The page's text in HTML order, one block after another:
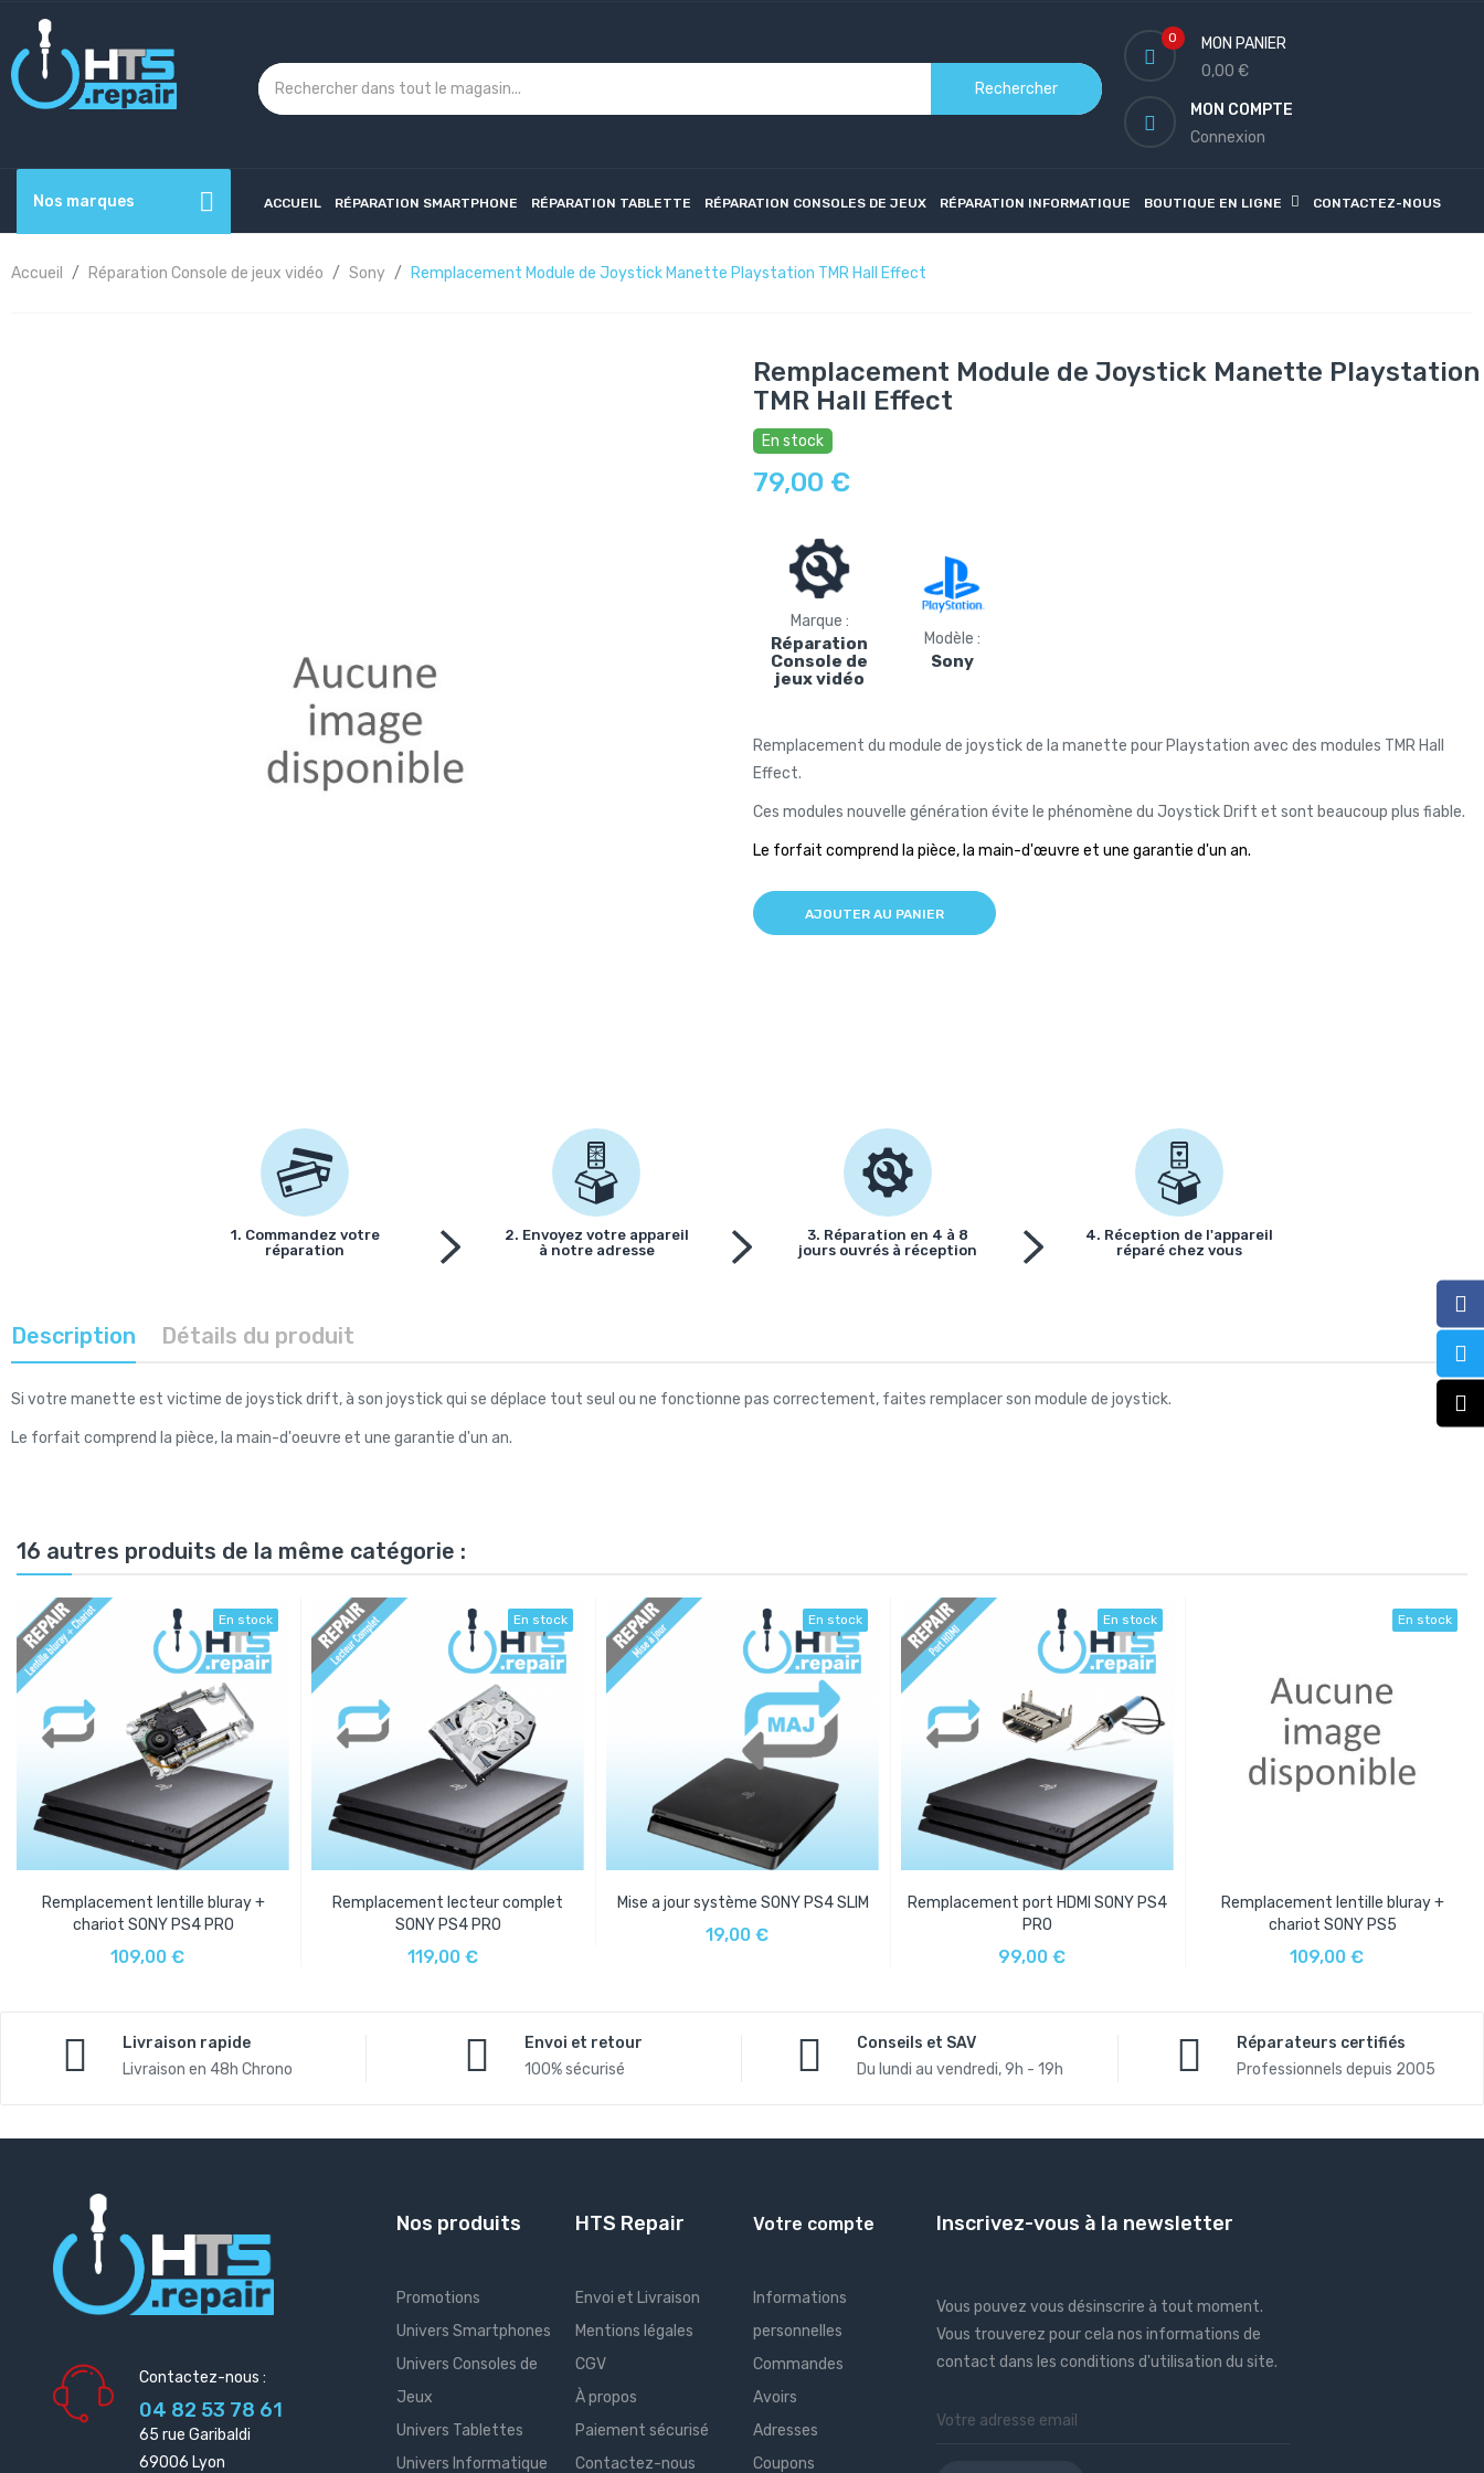
Rechercher
0
MON PANIER
0,00 €
MON COMPTE
Connexion
Nos marques ACCUEIL RÉPARATION SMARTPHONE RÉPARATION TABLETTE RÉPARATION CONSOLES DE JEUX RÉPARATION INFORMATIQUE BOUTIQUE EN LIGNE CONTACTEZ-NOUS
Accueil Réparation Console de jeux vidéo Sony Remplacement Module de Joystick Manette Playstation TMR Hall Effect
Remplacement Module de Joystick Manette Playstation
TMR Hall Effect
En stock
79,00 €
Marque :
Réparation
Console de
jeux vidéo
Modèle :
Sony
Remplacement du module de joystick de la manette pour Playstation avec des modules TMR Hall
Effect.
Ces modules nouvelle génération évite le phénomène du Joystick Drift et sont beaucoup plus fiable.
Le forfait comprend la pièce, la main-d'œuvre et une garantie d'un an.
AJOUTER AU PANIER
1. Commandez votre
réparation
2. Envoyez votre appareil
à notre adresse
3. Réparation en 4 à 8
jours ouvrés à réception
4. Réception de l'appareil
réparé chez vous
Description Détails du produit
Si votre manette est victime de joystick drift, à son joystick qui se déplace tout seul ou ne fonctionne pas correctement, faites remplacer son module de joystick.
Le forfait comprend la pièce, la main-d'oeuvre et une garantie d'un an.
16 autres produits de la même catégorie :
En stock
Remplacement lentille bluray +
chariot SONY PS4 PRO
109,00 €
En stock
Remplacement lecteur complet
SONY PS4 PRO
119,00 €
En stock
Mise a jour système SONY PS4 SLIM
19,00 €
En stock
Remplacement port HDMI SONY PS4
PRO
99,00 €
En stock
Remplacement lentille bluray +
chariot SONY PS5
109,00 €
Livraison rapide
Livraison en 48h Chrono
Envoi et retour
100% sécurisé
Conseils et SAV
Du lundi au vendredi, 9h - 19h
Réparateurs certifiés
Professionnels depuis 2005
Contactez-nous :
04 82 53 78 61
65 rue Garibaldi
69006 Lyon
Nos produits
Promotions
Univers Smartphones
Univers Consoles de
Jeux
Univers Tablettes
Univers Informatique
HTS Repair
Envoi et Livraison
Mentions légales
CGV
À propos
Paiement sécurisé
Contactez-nous
Votre compte
Informations
personnelles
Commandes
Avoirs
Adresses
Coupons
Inscrivez-vous à la newsletter
Vous pouvez vous désinscrire à tout moment.
Vous trouverez pour cela nos informations de
contact dans les conditions d'utilisation du site.